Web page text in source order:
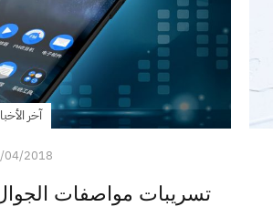
آخر
04/2018
تسريبات مواصفات الجوال